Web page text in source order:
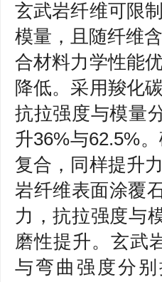
玄武岩纤维可限
模量，且随纤维
合材料力学性能
降低。采用羧化
抗拉强度与模量
升36%与62.5%
复合，同样提升
岩纤维表面涂覆
力，抗拉强度与
磨性提升。玄武
与弯曲强度分